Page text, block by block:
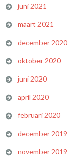
juni 2021
maart 2021
december 2020
oktober 2020
juni 2020
april 2020
februari 2020
december 2019
november 2019